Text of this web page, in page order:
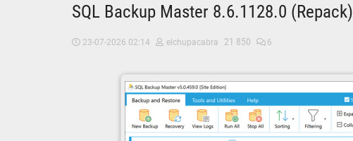
SQL Backup Master 8.6.1128.0 (Repack)
23-07-2026 02:14 elchupacabra 21 850 6